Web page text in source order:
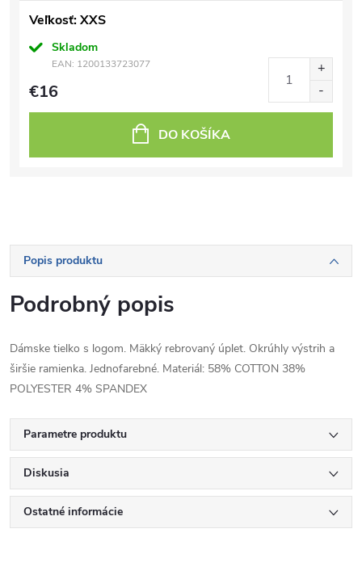
Veľkosť: XXS
Skladom
EAN: 1200133723077
€16
DO KOŠÍKA
Popis produktu
Podrobný popis
Dámske tielko s logom. Mäkký rebrovaný úplet. Okrúhly výstrih a
širšie ramienka. Jednofarebné. Materiál: 58% COTTON 38%
POLYESTER 4% SPANDEX
Parametre produktu
Diskusia
Ostatné informácie